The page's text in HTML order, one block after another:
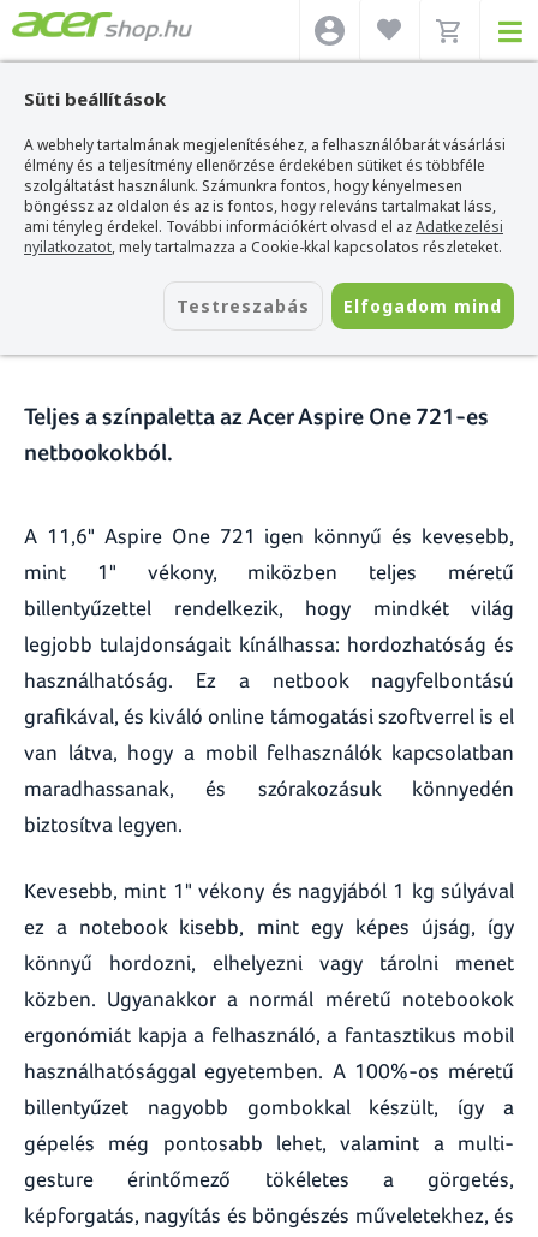
Süti beállítások
A webhely tartalmának megjelenítéséhez, a felhasználóbarát vásárlási
élmény és a teljesítmény ellenőrzése érdekében sütiket és többféle
szolgáltatást használunk. Számunkra fontos, hogy kényelmesen
böngéssz az oldalon és az is fontos, hogy releváns tartalmakat láss,
ami tényleg érdekel. További információkért olvasd el azAdatkezelési
nyilatkozatot, mely tartalmazza a Cookie-kkal kapcsolatos részleteket.
Testreszabás Elfogadom mind
Acer webshop>Hírek>Aspire One 721 netbook - Színkavalkád
Aspire One 721 netbook -
Színkavalkád
2010. szeptember 15.
Teljes a színpaletta az Acer Aspire One 721-es
netbookokból.
A 11,6" Aspire One 721 igen könnyű és kevesebb,
mint 1" vékony, miközben teljes méretű
billentyűzettel rendelkezik, hogy mindkét világ
legjobb tulajdonságait kínálhassa: hordozhatóság és
használhatóság. Ez a netbook nagyfelbontású
grafikával, és kiváló online támogatási szoftverrel is el
van látva, hogy a mobil felhasználók kapcsolatban
maradhassanak, és szórakozásuk könnyedén
biztosítva legyen.
Kevesebb, mint 1" vékony és nagyjából 1 kg súlyával
ez a notebook kisebb, mint egy képes újság, így
könnyű hordozni, elhelyezni vagy tárolni menet
közben. Ugyanakkor a normál méretű notebookok
ergonómiát kapja a felhasználó, a fantasztikus mobil
használhatósággal egyetemben. A 100%-os méretű
billentyűzet nagyobb gombokkal készült, így a
gépelés még pontosabb lehet, valamint a multi-
gesture érintőmező tökéletes a görgetés,
képforgatás, nagyítás és böngészés műveletekhez, és